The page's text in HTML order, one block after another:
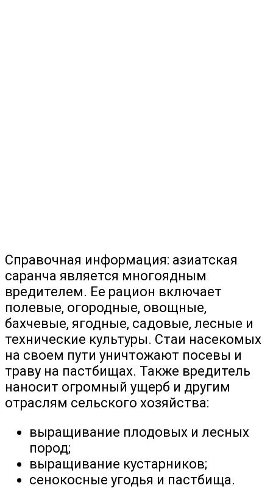
Справочная информация: азиатская
саранча является многоядным
вредителем. Ее рацион включает
полевые, огородные, овощные,
бахчевые, ягодные, садовые, лесные и
технические культуры. Стаи насекомых
на своем пути уничтожают посевы и
траву на пастбищах. Также вредитель
наносит огромный ущерб и другим
отраслям сельского хозяйства:
выращивание плодовых и лесных
пород;
выращивание кустарников;
сенокосные угодья и пастбища.